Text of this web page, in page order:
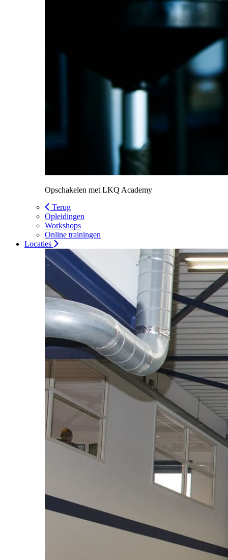
Opschakelen met LKQ Academy
Terug
Opleidingen
Workshops
Online trainingen
Locaties